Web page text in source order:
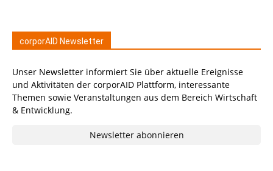
corporAID Newsletter
Unser Newsletter informiert Sie über aktuelle Ereignisse
und Aktivitäten der corporAID Plattform, interessante
Themen sowie Veranstaltungen aus dem Bereich Wirtschaft
& Entwicklung.
Newsletter abonnieren